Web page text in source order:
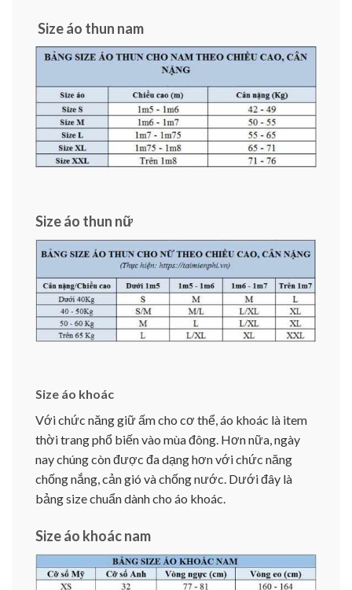
Size áo thun nam
Size áo thun nữ
Size áo khoác
Với chức năng giữ ấm cho cơ thể, áo khoác là item
thời trang phổ biến vào mùa đông. Hơn nữa, ngày
nay chúng còn được đa dạng hơn với chức năng
chống nắng, cản gió và chống nước. Dưới đây là
bảng size chuẩn dành cho áo khoác.
Size áo khoác nam